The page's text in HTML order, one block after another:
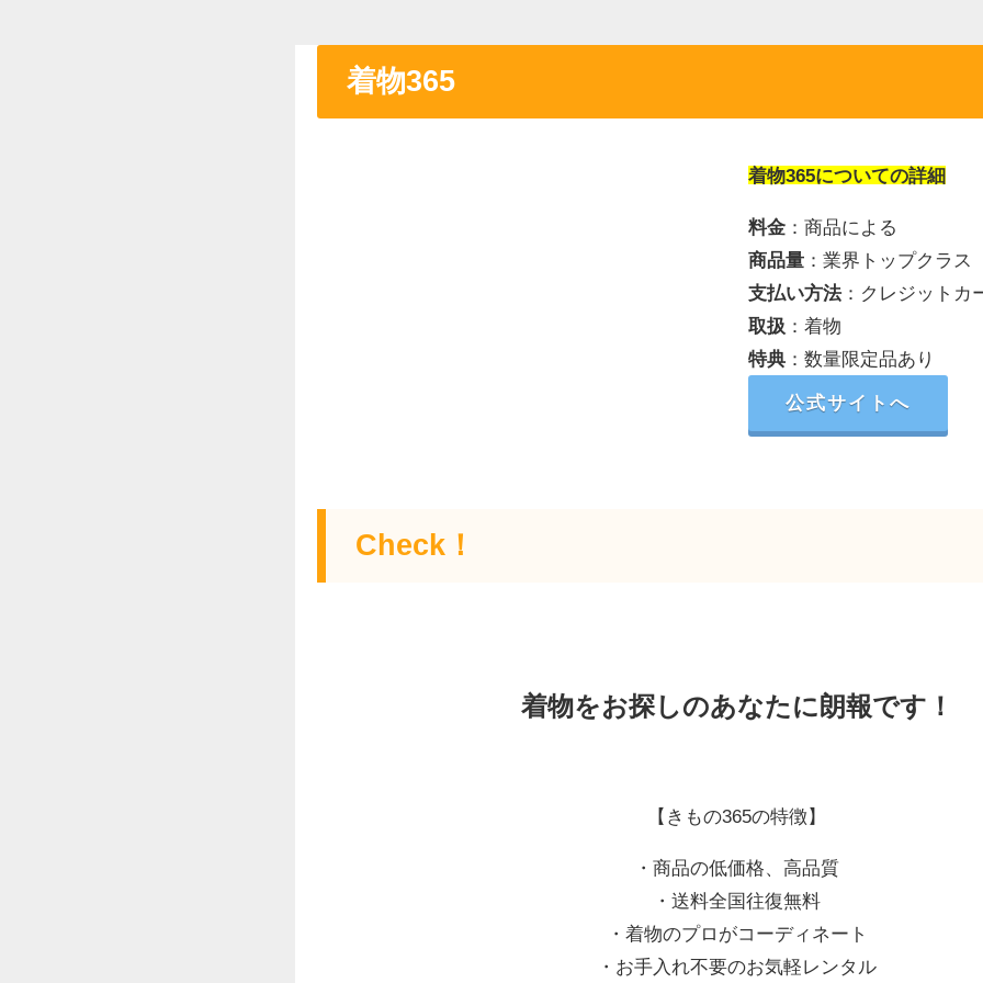
着物365
着物365についての詳細
料金：商品による
商品量：業界トップクラス
支払い方法：クレジットカ
取扱 ：着物
特典：数量限定品あり
公式サイトへ
Check！
着物をお探しのあなたに朗報です！
【きもの365の特徴】
・商品の低価格、高品質
・送料全国往復無料
・着物のプロがコーディネート
・お手入れ不要のお気軽レンタル